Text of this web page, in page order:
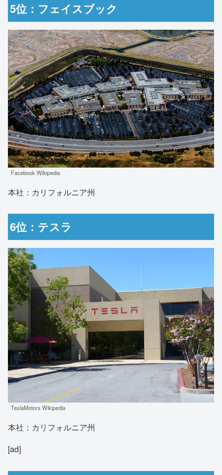
5位：フェイスブック
Facebook Wikipedia
本社：カリフォルニア州
6位：テスラ
TeslaMotors Wikipedia
本社：カリフォルニア州
[ad]